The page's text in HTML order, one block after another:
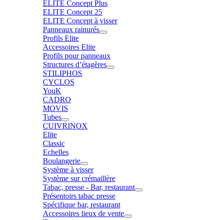
ELITE Concept Plus
ELITE Concept 25
ELITE Concept à visser
Panneaux rainurés
Profils Elite
Accessoires Elite
Profils pour panneaux
Structures d’étagères
STILIPHOS
CYCLOS
YouK
CADRO
MOVIS
Tubes
CUIVRINOX
Elite
Classic
Echelles
Boulangerie
Système à visser
Système sur crémaillère
Tabac, presse - Bar, restaurant
Présentoirs tabac presse
Spécifique bar, restaurant
Accessoires lieux de vente